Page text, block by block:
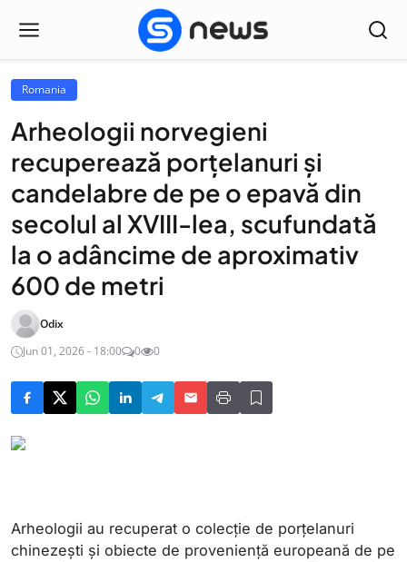
Romania
Arheologii norvegieni
recuperează porţelanuri şi
candelabre de pe o epavă din
secolul al XVIII-lea, scufundată
la o adâncime de aproximativ
600 de metri
Odix
Jun 01, 2026 - 18:00
0 0
Arheologii au recuperat o colecţie de porţelanuri
chinezeşti şi obiecte de provenienţă europeană de pe